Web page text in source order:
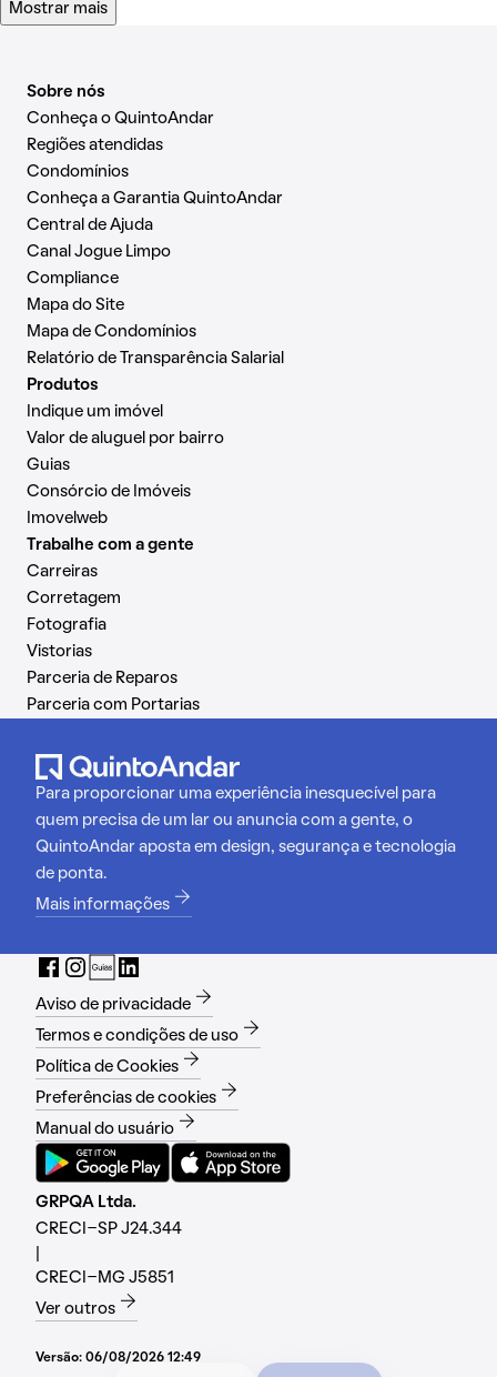
Mostrar mais
Sobre nós
Conheça o QuintoAndar
Regiões atendidas
Condomínios
Conheça a Garantia QuintoAndar
Central de Ajuda
Canal Jogue Limpo
Compliance
Mapa do Site
Mapa de Condomínios
Relatório de Transparência Salarial
Produtos
Indique um imóvel
Valor de aluguel por bairro
Guias
Consórcio de Imóveis
Imovelweb
Trabalhe com a gente
Carreiras
Corretagem
Fotografia
Vistorias
Parceria de Reparos
Parceria com Portarias
Para proporcionar uma experiência inesquecível para
quem precisa de um lar ou anuncia com a gente, o
QuintoAndar aposta em design, segurança e tecnologia
de ponta.
Mais informações
Aviso de privacidade
Termos e condições de uso
Política de Cookies
Preferências de cookies
Manual do usuário
GRPQA Ltda.
CRECI-SP J24.344
CRECI-MG J5851
Ver outros
Versão: 06/08/2026 12:49